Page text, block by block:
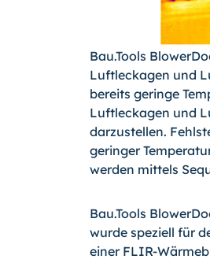
Bau.Tools
Luftleckagen und
bereits geringe
Luftleckagen und
darzustellen.
geringer
werden mittels
Bau.Tools
wurde speziell für
einer FLIR-